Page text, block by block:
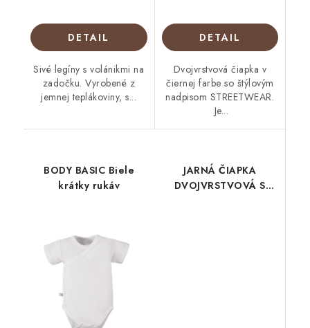
DETAIL
Sivé legíny s volánikmi na
zadočku. Vyrobené z
jemnej teplákoviny, s...
DETAIL
Dvojvrstvová čiapka v
čiernej farbe so štýlovým
nadpisom STREETWEAR.
Je...
BODY BASIC Biele
krátky rukáv
JARNÁ ČIAPKA
DVOJVRSTVOVÁ S